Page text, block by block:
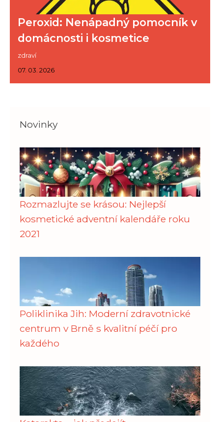
Peroxid: Nenápadný pomocník v
domácnosti i kosmetice
zdraví
07. 03. 2026
Novinky
Rozmazlujte se krásou: Nejlepší
kosmetické adventní kalendáře roku
2021
Poliklinika Jih: Moderní zdravotnické
centrum v Brně s kvalitní péčí pro
každého